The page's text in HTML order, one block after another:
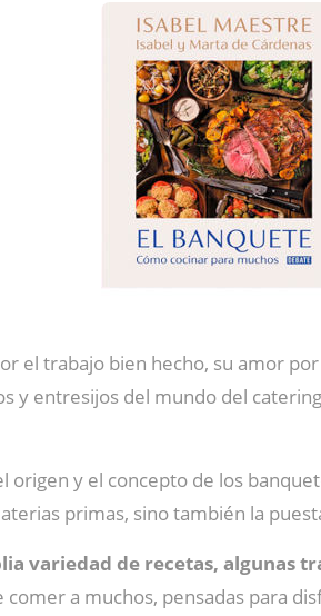
el trabajo bien hecho, su amor
y entresijos del mundo del
y el concepto de los
primas, sino también la
variedad de recetas, algunas
a muchos, pensadas para